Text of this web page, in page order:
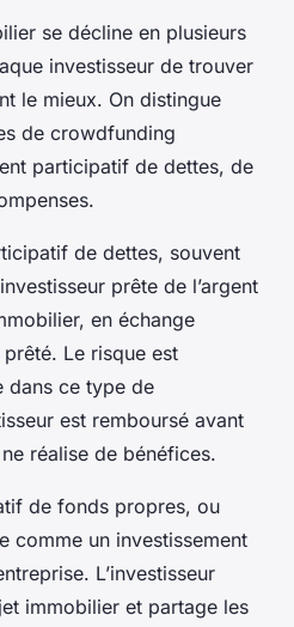
se décline en plusieurs
investisseur de trouver
le mieux. On distingue
de crowdfunding
participatif de dettes, de
de dettes, souvent
prête de l’argent
en échange
Le risque est
dans ce type de
est remboursé avant
réalise de bénéfices.
de fonds propres, ou
comme un investissement
L’investisseur
immobilier et partage les